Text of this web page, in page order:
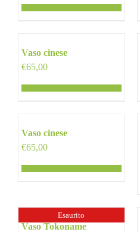
Vaso cinese
€65,00
Vaso cinese
€65,00
Esaurito
Vaso Tokoname